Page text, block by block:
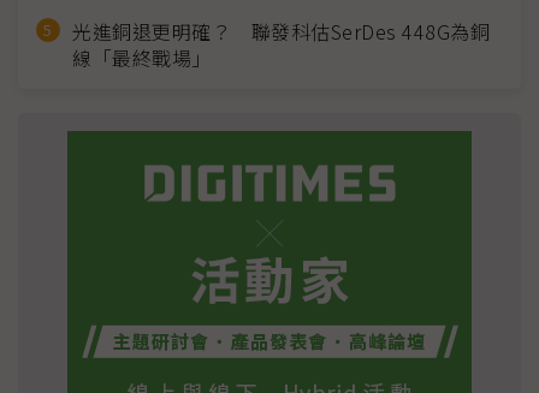
光進銅退更明確？ 聯發科估SerDes 448G為銅
線「最終戰場」